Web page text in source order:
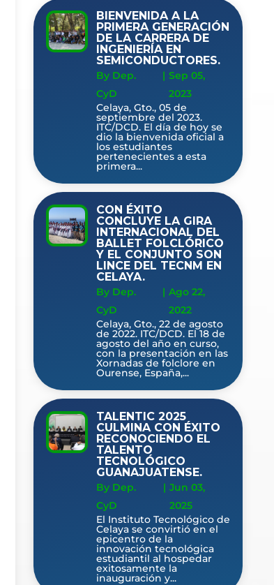
BIENVENIDA A LA
PRIMERA GENERACIÓN
DE LA CARRERA DE
INGENIERÍA EN
SEMICONDUCTORES.
By Dep.
CyD
| Sep 05,
2023
Celaya, Gto., 05 de
septiembre del 2023.
ITC/DCD. El día de hoy se
dio la bienvenida oficial a
los estudiantes
pertenecientes a esta
primera...
CON ÉXITO
CONCLUYE LA GIRA
INTERNACIONAL DEL
BALLET FOLCLÓRICO
Y EL CONJUNTO SON
LINCE DEL TECNM EN
CELAYA.
By Dep.
CyD
| Ago 22,
2022
Celaya, Gto., 22 de agosto
de 2022. ITC/DCD. El 18 de
agosto del año en curso,
con la presentación en las
Xornadas de folclore en
Ourense, España,...
TALENTIC 2025
CULMINA CON ÉXITO
RECONOCIENDO EL
TALENTO
TECNOLÓGICO
GUANAJUATENSE.
By Dep.
CyD
| Jun 03,
2025
El Instituto Tecnológico de
Celaya se convirtió en el
epicentro de la
innovación tecnológica
estudiantil al hospedar
exitosamente la
inauguración y...